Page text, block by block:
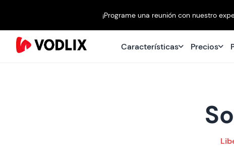
¡Programe una reunión con nuestro
Características Precios